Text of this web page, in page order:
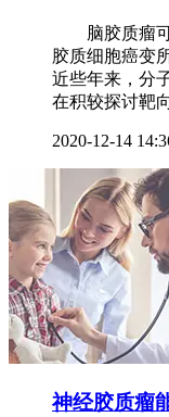
脑胶质瘤可
胶质细胞癌变
近些年来，分
在积较探讨靶
2020-12-14
神经胶质瘤